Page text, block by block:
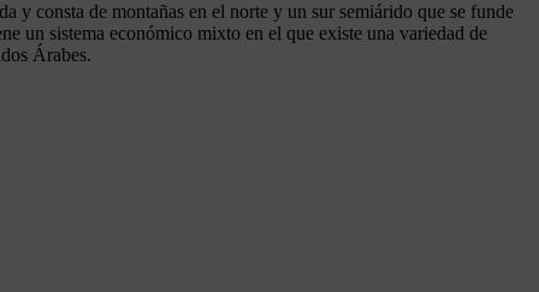
y consta de montañas en el norte y un sur semiárido que se funde
un sistema económico mixto en el que existe una variedad de
Árabes.